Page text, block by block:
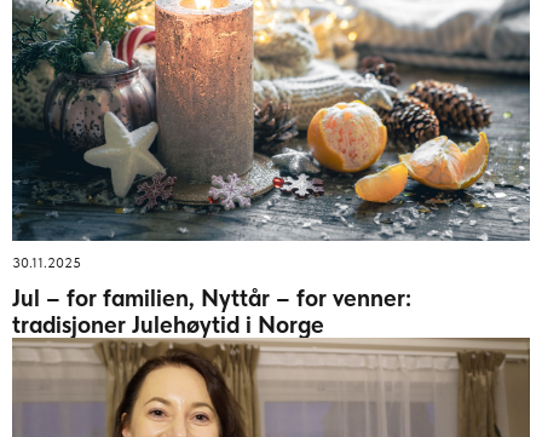
30.11.2025
Jul – for familien, Nyttår – for venner:
tradisjoner Julehøytid i Norge